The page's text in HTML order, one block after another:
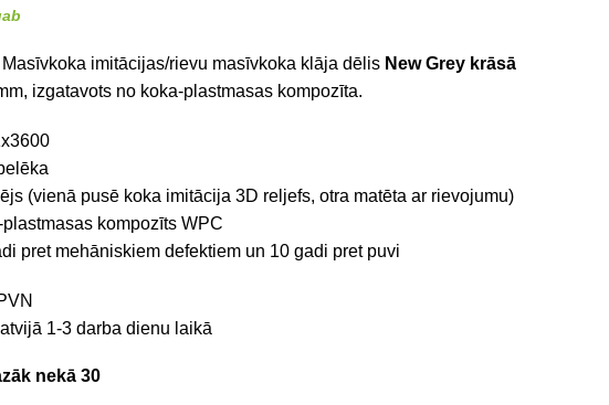
Masīvkoka imitācijas/rievu masīvkoka klāja dēlis New Grey krāsā
izgatavots no koka-plastmasas kompozīta.
(vienā pusē koka imitācija 3D reljefs, otra matēta ar rievojumu)
plastmasas kompozīts WPC
pret mehāniskiem defektiem un 10 gadi pret puvi
1-3 darba dienu laikā
nekā 30